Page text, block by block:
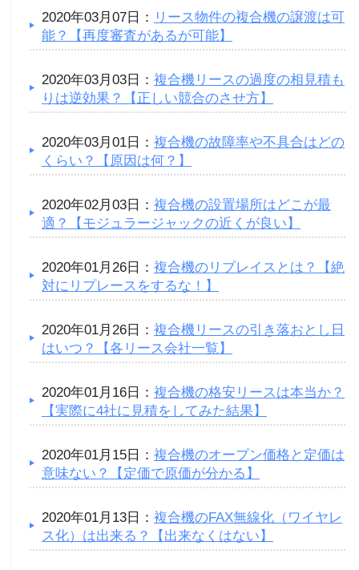
2020年03月07日： リース物件の複合機の譲渡は可
能？【再度審査があるが可能】
2020年03月03日： 複合機リースの過度の相見積も
りは逆効果？【正しい競合のさせ方】
2020年03月01日： 複合機の故障率や不具合はどの
くらい？【原因は何？】
2020年02月03日： 複合機の設置場所はどこが最
適？【モジュラージャックの近くが良い】
2020年01月26日： 複合機のリプレイスとは？【絶
対にリプレースをするな！】
2020年01月26日： 複合機リースの引き落おとし日
はいつ？【各リース会社一覧】
2020年01月16日： 複合機の格安リースは本当か？
【実際に4社に見積をしてみた結果】
2020年01月15日： 複合機のオープン価格と定価は
意味ない？【定価で原価が分かる】
2020年01月13日： 複合機のFAX無線化（ワイヤレ
ス化）は出来る？【出来なくはない】